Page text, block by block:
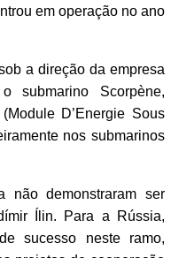
em operação no ano
a direção da empresa
submarino Scorpène,
D’Energie Sous
nos submarinos
não demonstraram ser
Ílin. Para a Rússia,
sucesso neste ramo,